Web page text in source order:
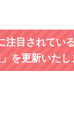
注目されてい
を更新いたし